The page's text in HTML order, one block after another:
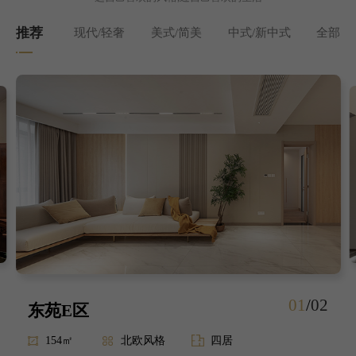
推荐 现代/轻奢 美式/简美 中式/新中式 全部
01/02
东苑E区
154㎡ 北欧风格 四居